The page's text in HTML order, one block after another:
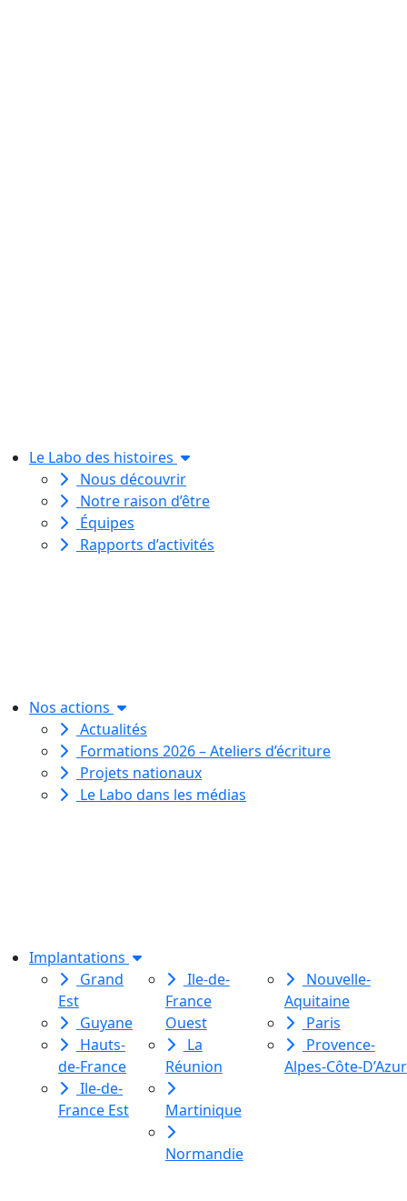
Le Labo des histoires
Nous découvrir
Notre raison d’être
Équipes
Rapports d’activités
Nos actions
Actualités
Formations 2026 – Ateliers d’écriture
Projets nationaux
Le Labo dans les médias
Implantations
Grand
Est
Guyane
Hauts-
de-France
Ile-de-
France Est
Ile-de-
France
Ouest
La
Réunion
Martinique
Normandie
Nouvelle-
Aquitaine
Paris
Provence-
Alpes-Côte-D’Azur